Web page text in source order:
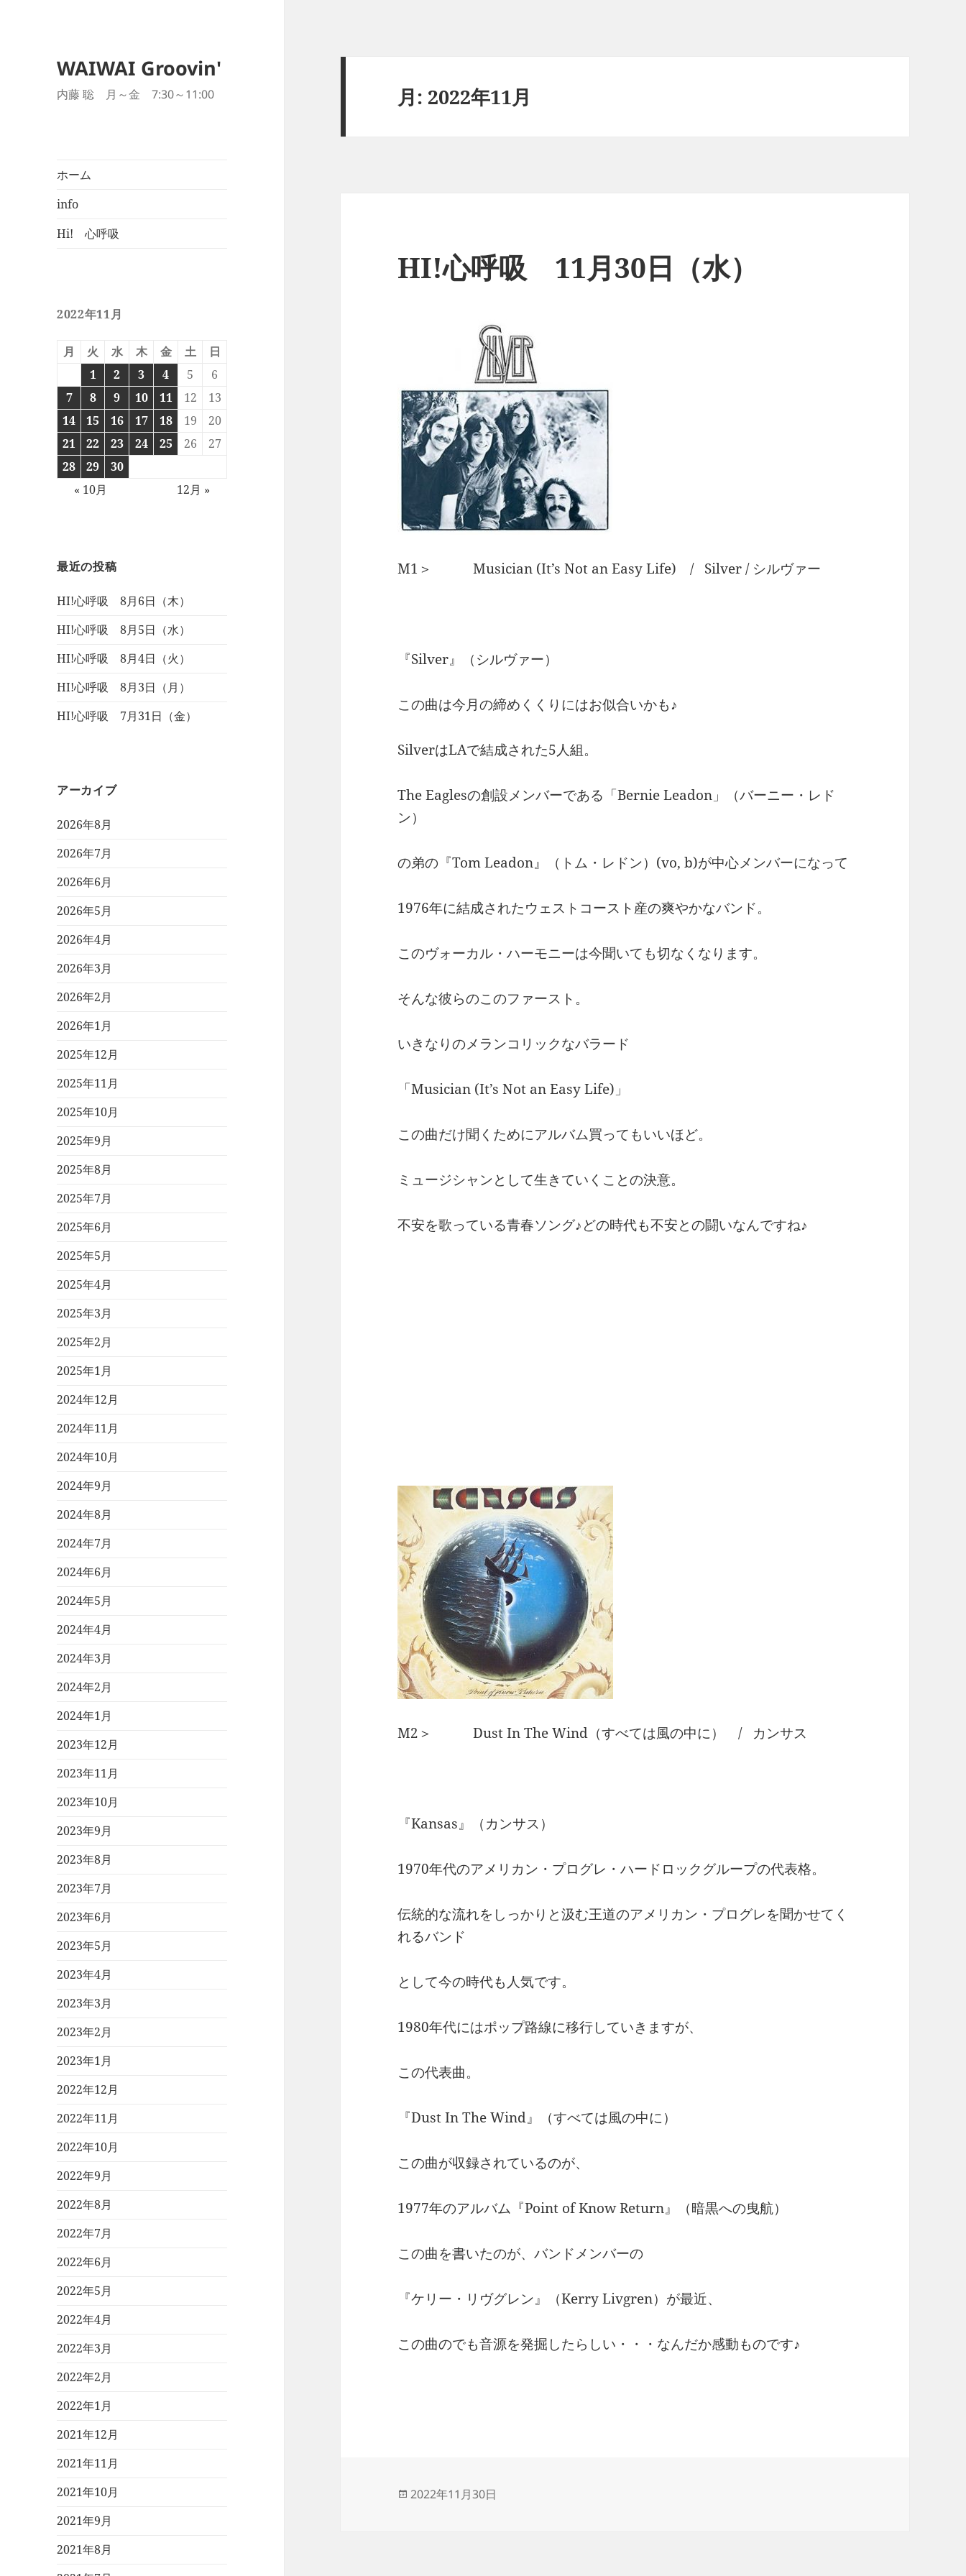
WAIWAI Groovin'
内藤 聡 月～金 7:30～11:00
ホーム
info
Hi! 心呼吸
2022年11月
月 火 水 木 金 土
日
1
2 3 4 5
6
7
8 9 10 11 12
13
14
15 16 17 18 19
20
21
22 23 24 25 26
27
28
29
30
« 10月
12月 »
最近の投稿
HI!心呼吸 8月6日（木）
HI!心呼吸 8月5日（水）
HI!心呼吸 8月4日（火）
HI!心呼吸 8月3日（月）
HI!心呼吸 7月31日（金）
アーカイブ
2026年8月
2026年7月
2026年6月
2026年5月
2026年4月
2026年3月
2026年2月
2026年1月
2025年12月
2025年11月
2025年10月
2025年9月
2025年8月
2025年7月
2025年6月
2025年5月
2025年4月
2025年3月
2025年2月
2025年1月
2024年12月
2024年11月
2024年10月
2024年9月
2024年8月
2024年7月
2024年6月
2024年5月
2024年4月
2024年3月
2024年2月
2024年1月
2023年12月
2023年11月
2023年10月
2023年9月
2023年8月
2023年7月
2023年6月
2023年5月
2023年4月
2023年3月
2023年2月
2023年1月
2022年12月
2022年11月
2022年10月
2022年9月
2022年8月
2022年7月
2022年6月
2022年5月
2022年4月
2022年3月
2022年2月
2022年1月
2021年12月
2021年11月
2021年10月
2021年9月
2021年8月
月: 2022年11月
HI!心呼吸 11月30日（水）
M1＞ Musician (It’s Not an Easy Life) / Silver / シルヴァー
『Silver』（シルヴァー）
この曲は今月の締めくくりにはお似合いかも♪
SilverはLAで結成された5人組。
The Eaglesの創設メンバーである「Bernie Leadon」（バーニー・レド
ン）
の弟の『Tom Leadon』（トム・レドン）(vo, b)が中心メンバーになって
1976年に結成されたウェストコースト産の爽やかなバンド。
このヴォーカル・ハーモニーは今聞いても切なくなります。
そんな彼らのこのファースト。
いきなりのメランコリックなバラード
「Musician (It’s Not an Easy Life)」
この曲だけ聞くためにアルバム買ってもいいほど。
ミュージシャンとして生きていくことの決意。
不安を歌っている青春ソング♪どの時代も不安との闘いなんですね♪
M2＞ Dust In The Wind（すべては風の中に） / カンサス
『Kansas』（カンサス）
1970年代のアメリカン・プログレ・ハードロックグループの代表格。
伝統的な流れをしっかりと汲む王道のアメリカン・プログレを聞かせてく
れるバンド
として今の時代も人気です。
1980年代にはポップ路線に移行していきますが、
この代表曲。
『Dust In The Wind』（すべては風の中に）
この曲が収録されているのが、
1977年のアルバム『Point of Know Return』（暗黒への曳航）
この曲を書いたのが、バンドメンバーの
『ケリー・リヴグレン』（Kerry Livgren）が最近、
この曲のでも音源を発掘したらしい・・・なんだか感動ものです♪
投
2022年11月30日